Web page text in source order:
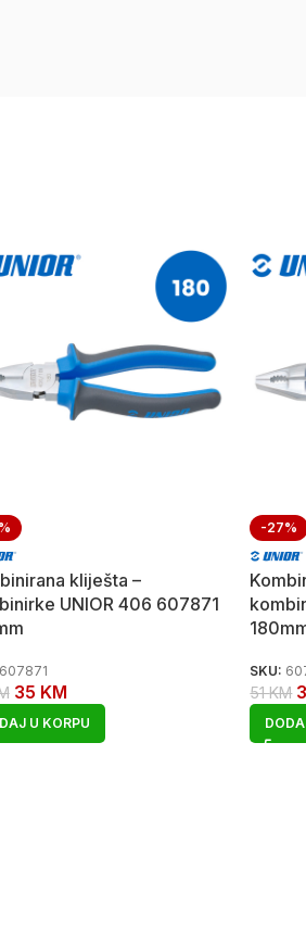
kliješta –
UNIOR 406 607871
607871
35 KM
U KORPU
-27%
SKU:
51KM